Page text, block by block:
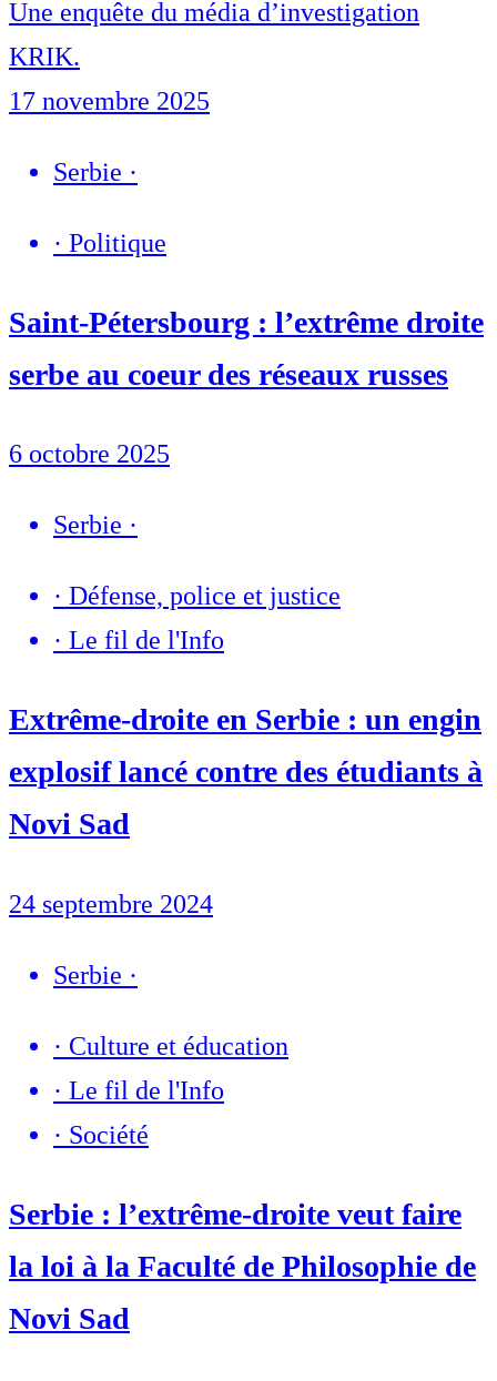
Une enquête du média d’investigation
KRIK.
17 novembre 2025
Serbie ·
· Politique
Saint-Pétersbourg : l’extrême droite
serbe au coeur des réseaux russes
6 octobre 2025
Serbie ·
· Défense, police et justice
· Le fil de l'Info
Extrême-droite en Serbie : un engin
explosif lancé contre des étudiants à
Novi Sad
24 septembre 2024
Serbie ·
· Culture et éducation
· Le fil de l'Info
· Société
Serbie : l’extrême-droite veut faire
la loi à la Faculté de Philosophie de
Novi Sad